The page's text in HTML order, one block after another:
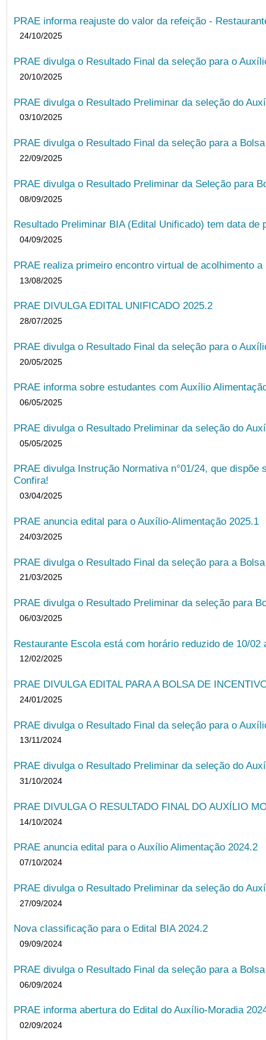
PRAE informa reajuste do valor da refeição -
24/10/2025
PRAE divulga o Resultado Final da seleção para o
20/10/2025
PRAE divulga o Resultado Preliminar da seleção do
03/10/2025
PRAE divulga o Resultado Final da seleção para a
22/09/2025
PRAE divulga o Resultado Preliminar da Seleção para
08/09/2025
Resultado Preliminar BIA (Edital Unificado) tem data de
04/09/2025
PRAE realiza primeiro encontro virtual de acolhimento
13/08/2025
PRAE DIVULGA EDITAL UNIFICADO 2025.2
28/07/2025
PRAE divulga o Resultado Final da seleção para o
20/05/2025
PRAE informa sobre estudantes com Auxílio
06/05/2025
PRAE divulga o Resultado Preliminar da seleção do
05/05/2025
PRAE divulga Instrução Normativa n°01/24, que
Confira!
03/04/2025
PRAE anuncia edital para o Auxílio-Alimentação 2025.1
24/03/2025
PRAE divulga o Resultado Final da seleção para a
21/03/2025
PRAE divulga o Resultado Preliminar da seleção para
06/03/2025
Restaurante Escola está com horário reduzido de 10/
12/02/2025
PRAE DIVULGA EDITAL PARA A BOLSA DE
24/01/2025
PRAE divulga o Resultado Final da seleção para o
13/11/2024
PRAE divulga o Resultado Preliminar da seleção do
31/10/2024
PRAE DIVULGA O RESULTADO FINAL DO AUXÍLIO
14/10/2024
PRAE anuncia edital para o Auxílio Alimentação 2024.2
07/10/2024
PRAE divulga o Resultado Preliminar da seleção do
27/09/2024
Nova classificação para o Edital BIA 2024.2
09/09/2024
PRAE divulga o Resultado Final da seleção para a
06/09/2024
PRAE informa abertura do Edital do Auxílio-Moradia
02/09/2024